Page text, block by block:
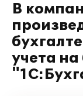
В
учета